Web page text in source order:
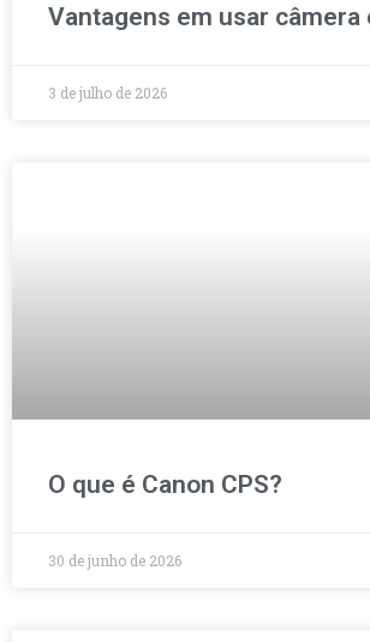
Vantagens em usar câmera
3 de julho de 2026
O que é Canon CPS?
30 de junho de 2026